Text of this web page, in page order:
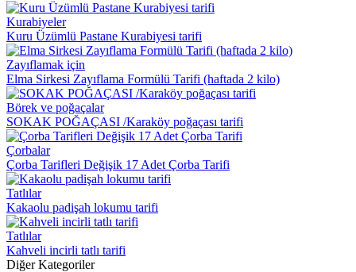
Kurabiyeler
Kuru Üzümlü Pastane Kurabiyesi tarifi
Zayıflamak için
Elma Sirkesi Zayıflama Formülü Tarifi (haftada 2 kilo)
Börek ve poğaçalar
SOKAK POĞAÇASI /Karaköy poğaçası tarifi
Çorbalar
Çorba Tarifleri Değişik 17 Adet Çorba Tarifi
Tatlılar
Kakaolu padişah lokumu tarifi
Tatlılar
Kahveli incirli tatlı tarifi
Diğer Kategoriler